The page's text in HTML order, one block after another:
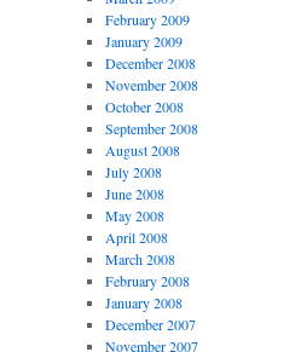
February 2009
January 2009
December 2008
November 2008
October 2008
September 2008
August 2008
July 2008
June 2008
May 2008
April 2008
March 2008
February 2008
January 2008
December 2007
November 2007